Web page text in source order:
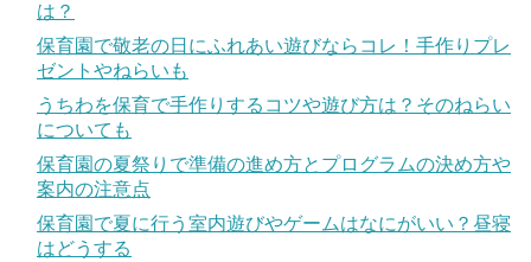
は？
保育園で敬老の日にふれあい遊びならコレ！手作りプレ
ゼントやねらいも
うちわを保育で手作りするコツや遊び方は？そのねらい
についても
保育園の夏祭りで準備の進め方とプログラムの決め方や
案内の注意点
保育園で夏に行う室内遊びやゲームはなにがいい？昼寝
はどうする